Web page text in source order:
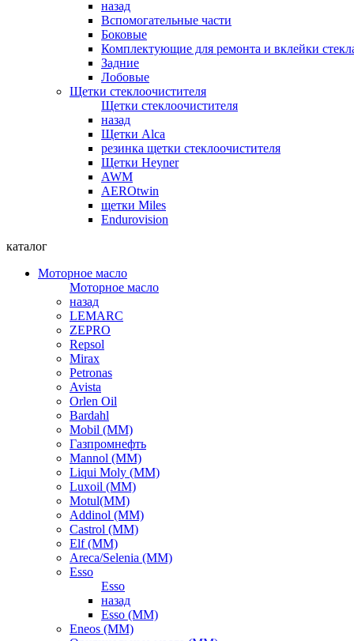
назад
Вспомогательные части
Боковые
Комплектующие для ремонта и вклейки
Задние
Лобовые
Щетки стеклоочистителя
Щетки стеклоочистителя
назад
Щетки Alca
резинка щетки стеклоочистителя
Щетки Heyner
AWM
AEROtwin
щетки Miles
Endurovision
каталог
Моторное масло
Моторное масло
назад
LEMARC
ZEPRO
Repsol
Mirax
Petronas
Avista
Orlen Oil
Bardahl
Mobil (ММ)
Газпромнефть
Mannol (ММ)
Liqui Moly (ММ)
Luxoil (ММ)
Motul(ММ)
Addinol (ММ)
Castrol (ММ)
Elf (ММ)
Areca/Selenia (ММ)
Esso
Esso
назад
Esso (ММ)
Eneos (ММ)